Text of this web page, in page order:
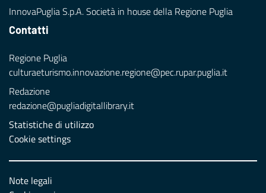
InnovaPuglia S.p.A. Società in house della Regione Puglia
Contatti
Regione Puglia
culturaeturismo.innovazione.regione@pec.rupar.puglia.it
Redazione
redazione@pugliadigitallibrary.it
Statistiche di utilizzo
Cookie settings
Note legali